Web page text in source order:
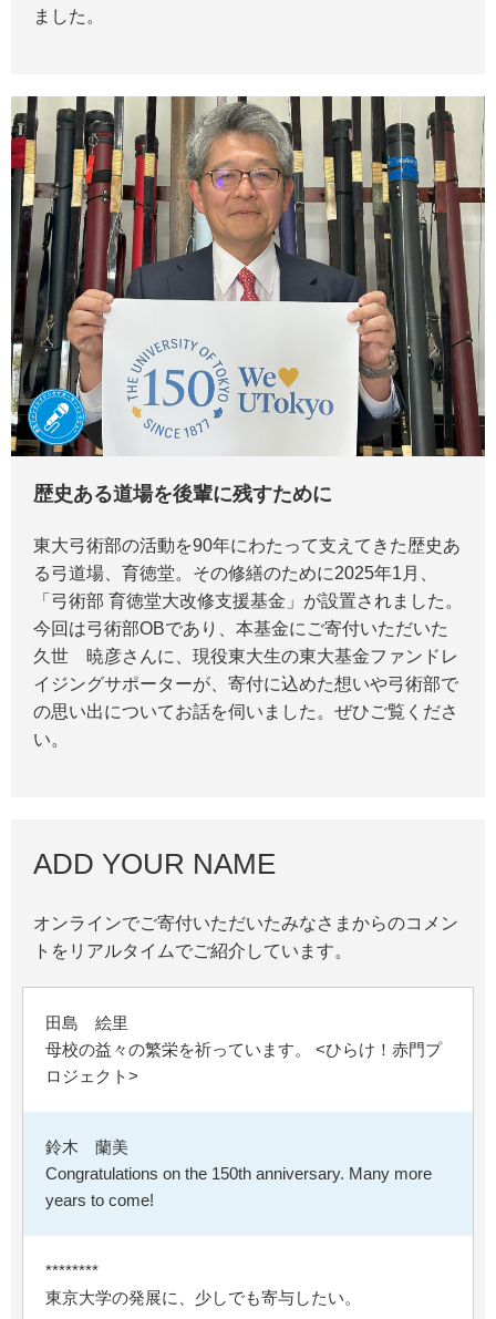
ました。
歴史ある道場を後輩に残すために
東大弓術部の活動を90年にわたって支えてきた歴史あ
る弓道場、育徳堂。その修繕のために2025年1月、
「弓術部 育徳堂大改修支援基金」が設置されました。
今回は弓術部OBであり、本基金にご寄付いただいた
久世 暁彦さんに、現役東大生の東大基金ファンドレ
イジングサポーターが、寄付に込めた想いや弓術部で
の思い出についてお話を伺いました。ぜひご覧くださ
い。
ADD YOUR NAME
オンラインでご寄付いただいたみなさまからのコメン
トをリアルタイムでご紹介しています。
田島 絵里
母校の益々の繁栄を祈っています。 <ひらけ！赤門プ
ロジェクト>
鈴木 蘭美
Congratulations on the 150th anniversary. Many more
years to come!
********
東京大学の発展に、少しでも寄与したい。